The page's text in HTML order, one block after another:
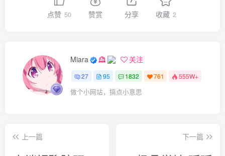
点赞 50 赞赏 分享 收藏 2
Miara 关注
27 95 1832 761 555W+
做个小网站，搞点小意思
上一篇 下一篇